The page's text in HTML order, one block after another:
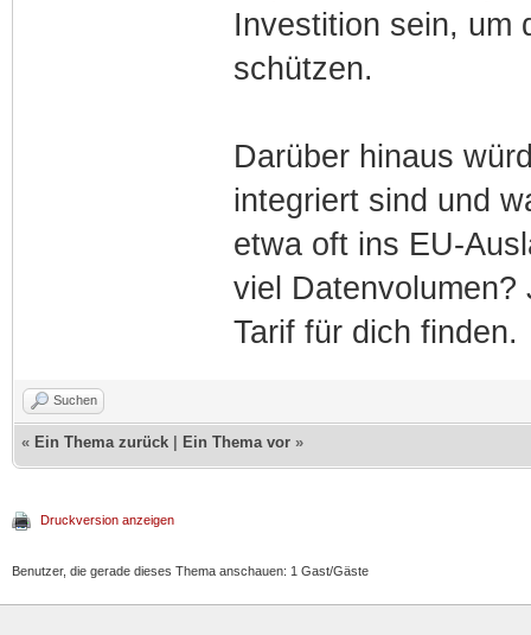
Investition sein, um
schützen.
Darüber hinaus
integriert sind und
etwa oft ins EU-
viel Datenvolumen?
Tarif für dich finden.
Suchen
« Ein Thema zurück Ein Thema vor »
Druckversion anzeigen
Benutzer, die gerade dieses Thema anschauen: 1 Gast/Gäste